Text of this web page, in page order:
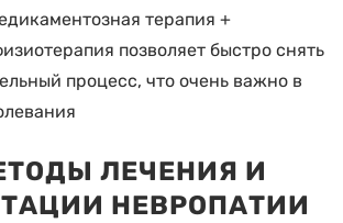
терапия +
позволяет быстро снять
процесс, что очень важно в
ЛЕЧЕНИЯ И
НЕВРОПАТИИ